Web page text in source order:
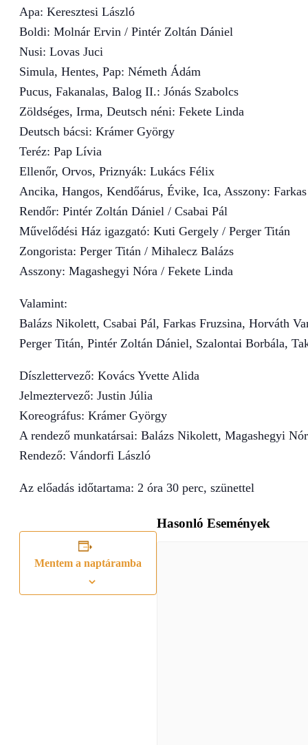
Apa: Keresztesi László
Boldi: Molnár Ervin / Pintér Zoltán Dániel
Nusi: Lovas Juci
Simula, Hentes, Pap: Németh Ádám
Pucus, Fakanalas, Balog II.: Jónás Szabolcs
Zöldséges, Irma, Deutsch néni: Fekete Linda
Deutsch bácsi: Krámer György
Teréz: Pap Lívia
Ellenőr, Orvos, Priznyák: Lukács Félix
Ancika, Hangos, Kendőárus, Évike, Ica, Asszony:
Rendőr: Pintér Zoltán Dániel / Csabai Pál
Művelődési Ház igazgató: Kuti Gergely / Perger Titán
Zongorista: Perger Titán / Mihalecz Balázs
Asszony: Magashegyi Nóra / Fekete Linda
Valamint:
Balázs Nikolett, Csabai Pál, Farkas Fruzsina, Horváth
Perger Titán, Pintér Zoltán Dániel, Szalontai Borbála,
Díszlettervező: Kovács Yvette Alida
Jelmeztervező: Justin Júlia
Koreográfus: Krámer György
A rendező munkatársai: Balázs Nikolett, Magashegyi
Rendező: Vándorfi László
Az előadás időtartama: 2 óra 30 perc, szünettel
Mentem a naptáramba
Hasonló Események